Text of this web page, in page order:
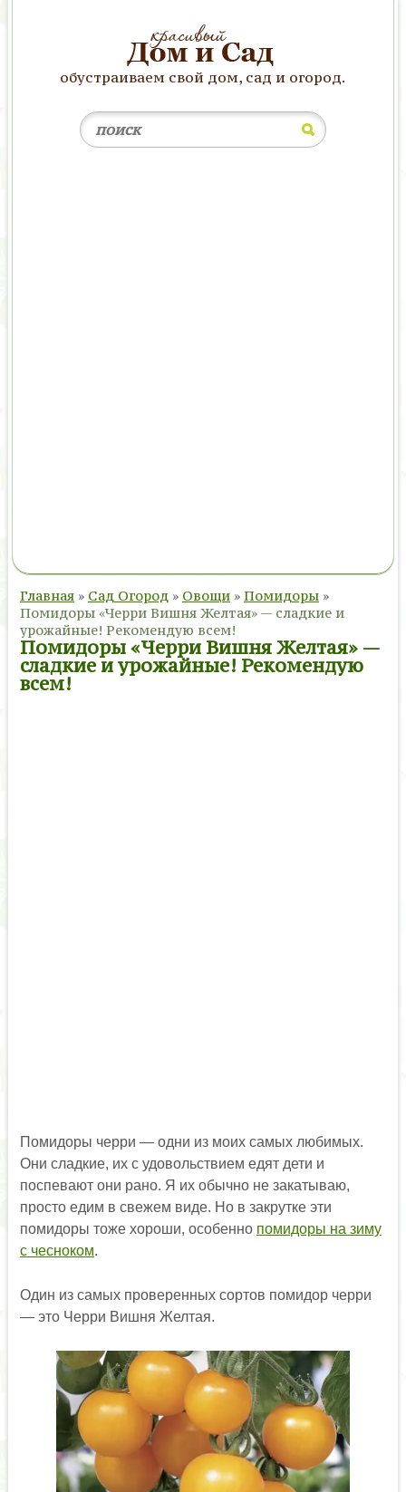
обустраиваем свой дом, сад и огород.
Главная » Сад Огород » Овощи » Помидоры »
Помидоры «Черри Вишня Желтая» — сладкие и
урожайные! Рекомендую всем!
Помидоры «Черри Вишня Желтая» —
сладкие и урожайные! Рекомендую
всем!
Помидоры черри — одни из моих самых любимых.
Они сладкие, их с удовольствием едят дети и
поспевают они рано. Я их обычно не закатываю,
просто едим в свежем виде. Но в закрутке эти
помидоры тоже хороши, особенно помидоры на зиму
с чесноком.
Один из самых проверенных сортов помидор черри
— это Черри Вишня Желтая.